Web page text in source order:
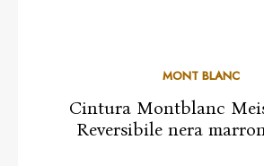
MONT BLANC
Cintura Montblanc
Reversibile nera